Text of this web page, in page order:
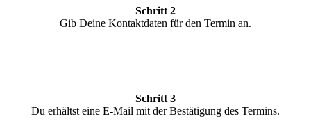
Schritt 2
Gib Deine Kontaktdaten für den Termin an.
Schritt 3
Du erhältst eine E-Mail mit der Bestätigung des Termins.